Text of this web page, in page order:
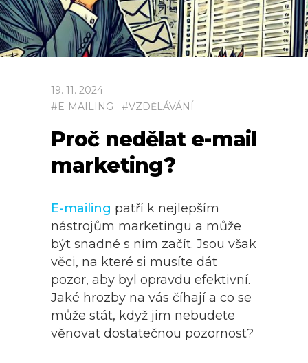
19. 11. 2024
#E-MAILING #VZDĚLÁVÁNÍ
Proč nedělat e-mail
marketing?
E-mailing patří k nejlepším
nástrojům marketingu a může
být snadné s ním začít. Jsou však
věci, na které si musíte dát
pozor, aby byl opravdu efektivní.
Jaké hrozby na vás číhají a co se
může stát, když jim nebudete
věnovat dostatečnou pozornost?